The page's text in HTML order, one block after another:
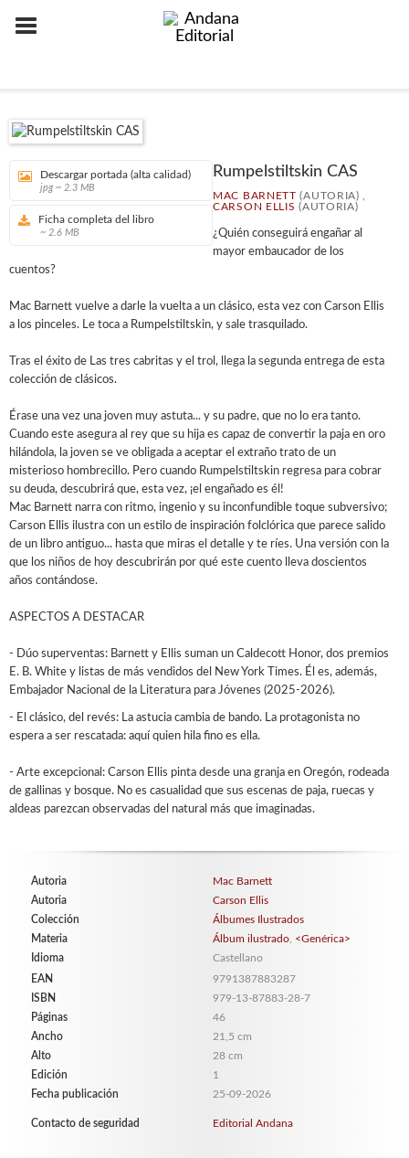
Descargar portada (alta calidad)
jpg ~ 2.3 MB
Ficha completa del libro
~ 2.6 MB
Rumpelstiltskin CAS
MAC BARNETT (AUTORIA) ,
CARSON ELLIS (AUTORIA)
¿Quién conseguirá engañar al
mayor embaucador de los
cuentos?
Mac Barnett vuelve a darle la vuelta a un clásico, esta vez con Carson Ellis
a los pinceles. Le toca a Rumpelstiltskin, y sale trasquilado.
Tras el éxito de Las tres cabritas y el trol, llega la segunda entrega de esta
colección de clásicos.
Érase una vez una joven muy astuta... y su padre, que no lo era tanto.
Cuando este asegura al rey que su hija es capaz de convertir la paja en oro
hilándola, la joven se ve obligada a aceptar el extraño trato de un
misterioso hombrecillo. Pero cuando Rumpelstiltskin regresa para cobrar
su deuda, descubrirá que, esta vez, ¡el engañado es él!
Mac Barnett narra con ritmo, ingenio y su inconfundible toque subversivo;
Carson Ellis ilustra con un estilo de inspiración folclórica que parece salido
de un libro antiguo... hasta que miras el detalle y te ríes. Una versión con la
que los niños de hoy descubrirán por qué este cuento lleva doscientos
años contándose.
ASPECTOS A DESTACAR
- Dúo superventas: Barnett y Ellis suman un Caldecott Honor, dos premios
E. B. White y listas de más vendidos del New York Times. Él es, además,
Embajador Nacional de la Literatura para Jóvenes (2025-2026).
- El clásico, del revés: La astucia cambia de bando. La protagonista no
espera a ser rescatada: aquí quien hila fino es ella.
- Arte excepcional: Carson Ellis pinta desde una granja en Oregón, rodeada
de gallinas y bosque. No es casualidad que sus escenas de paja, ruecas y
aldeas parezcan observadas del natural más que imaginadas.
Autoria
Mac Barnett
Autoria
Carson Ellis
Colección
Álbumes Ilustrados
Materia
Álbum ilustrado, <Genérica>
Idioma
Castellano
EAN
9791387883287
ISBN
979-13-87883-28-7
Páginas
46
Ancho
21,5 cm
Alto
28 cm
Edición
1
Fecha publicación
25-09-2026
Contacto de seguridad Editorial Andana